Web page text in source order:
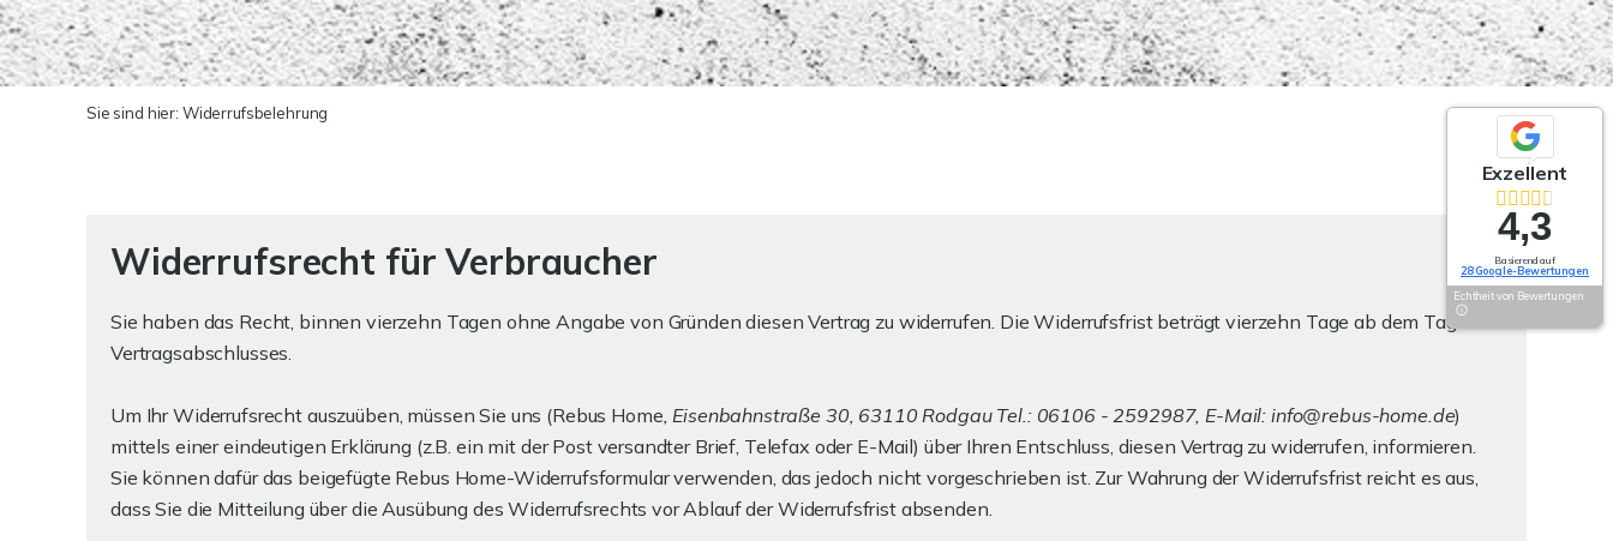
Sie sind hier: Widerrufsbelehrung
Widerrufsrecht für Verbraucher
Sie haben das Recht, binnen vierzehn Tagen ohne Angabe von Gründen diesen Vertrag zu widerrufen. Die Widerrufsfrist beträgt vierzehn Tage ab dem Tag des
Vertragsabschlusses.
Um Ihr Widerrufsrecht auszuüben, müssen Sie uns (Rebus Home, Eisenbahnstraße 30, 63110 Rodgau Tel.: 06106 - 2592987, E-Mail: info@rebus-home.de)
mittels einer eindeutigen Erklärung (z.B. ein mit der Post versandter Brief, Telefax oder E-Mail) über Ihren Entschluss, diesen Vertrag zu widerrufen, informieren.
Sie können dafür das beigefügte Rebus Home-Widerrufsformular verwenden, das jedoch nicht vorgeschrieben ist. Zur Wahrung der Widerrufsfrist reicht es aus,
dass Sie die Mitteilung über die Ausübung des Widerrufsrechts vor Ablauf der Widerrufsfrist absenden.
Exzellent
4,3
Basierend auf
28 Google-Bewertungen
Echtheit von Bewertungen